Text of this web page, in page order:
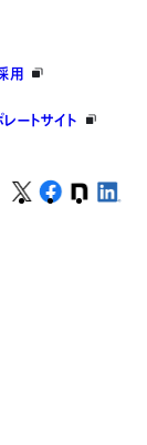
用
ートサイト